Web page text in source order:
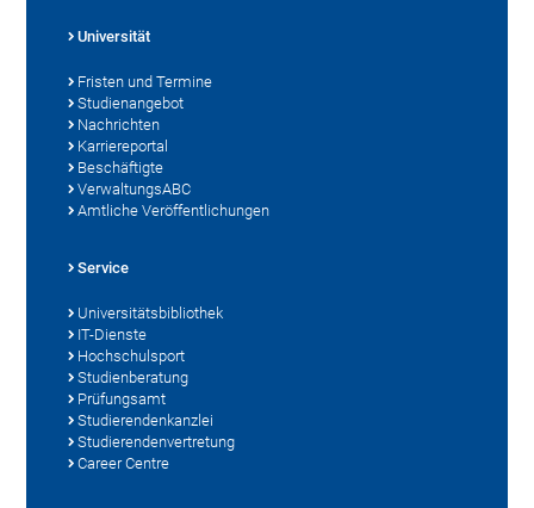
Universität
Fristen und Termine
Studienangebot
Nachrichten
Karriereportal
Beschäftigte
VerwaltungsABC
Amtliche Veröffentlichungen
Service
Universitätsbibliothek
IT-Dienste
Hochschulsport
Studienberatung
Prüfungsamt
Studierendenkanzlei
Studierendenvertretung
Career Centre